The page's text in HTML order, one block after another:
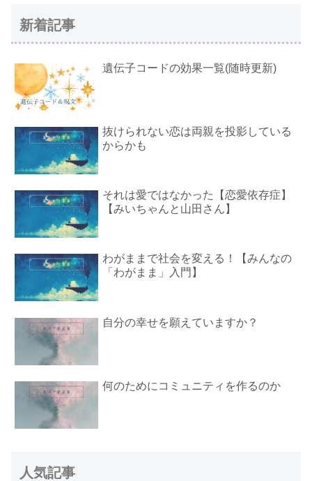
新着記事
遺伝子コードの効果一覧(随時更新)
抜けられない恋は両親を投影している
からかも
それは愛ではなかった【恋愛依存症】
【みいちゃんと山田さん】
わがままで社会を変える！【みんなの
「わがまま」入門】
自分の幸せを願えていますか？
何のためにコミュニティを作るのか
人気記事